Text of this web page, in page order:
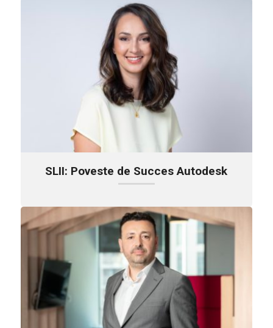
SLII: Poveste de Succes Autodesk